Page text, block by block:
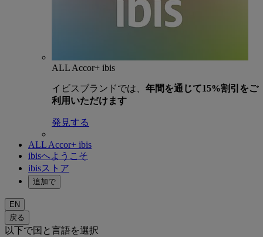
ALL Accor+ ibis
イビスブランドでは、 年間を通じて15%割引をご
利用いただけます
発見する
ALL Accor+ ibis
ibisへようこそ
ibisストア
追加で
EN
戻る
以下で国と言語を選択